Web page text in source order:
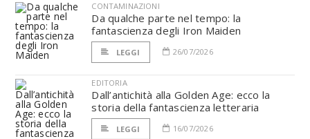
CONTAMINAZIONI
Da qualche parte nel tempo: la
fantascienza degli Iron Maiden
LEGGI 26/07/2026
EDITORIA
Dall’antichità alla Golden Age: ecco la
storia della fantascienza letteraria
LEGGI 16/07/2026